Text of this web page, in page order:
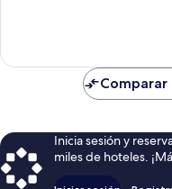
Inicia sesión y
miles de hoteles.